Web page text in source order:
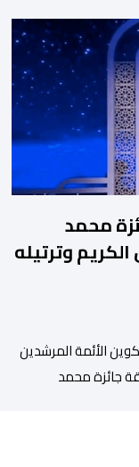
وعمالات
والحوز، وفكيك،
جائزة محمد
وترتيله
الأئمة المرشدين
الدورة الـ20 لمسابقة جائزة محمد